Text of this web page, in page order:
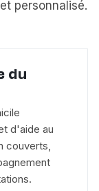
personnalisé.
du
d'aide au
couverts,